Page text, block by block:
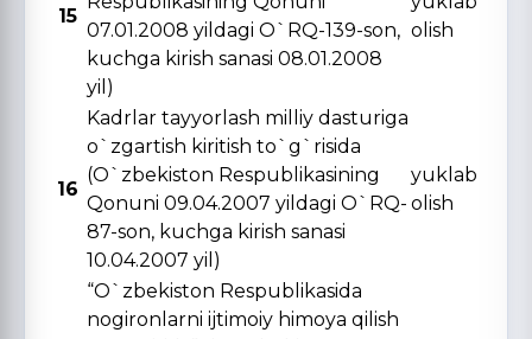
15
07.01.2008 yildagi O`RQ-139-son,
kuchga kirish sanasi 08.01.2008
yil)
olish
16
Kadrlar tayyorlash milliy dasturiga
o`zgartish kiritish to`g`risida
(O`zbekiston Respublikasining
Qonuni 09.04.2007 yildagi O`RQ-
87-son, kuchga kirish sanasi
10.04.2007 yil)
yuklab
olish
“O`zbekiston Respublikasida
nogironlarni ijtimoiy himoya qilish